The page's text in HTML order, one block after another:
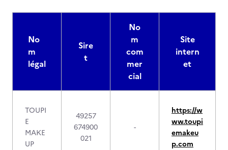
No
m
légal
Sire
t
No
m
com
mer
cial
Site
intern
et
TOUPI
E
MAKE
UP
49257
674900
021
-
https://w
ww.toupi
emakeu
p.com